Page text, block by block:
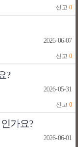
신고 0
2026-06-07
신고 0
?
2026-05-31
신고 0
가요?
2026-06-01